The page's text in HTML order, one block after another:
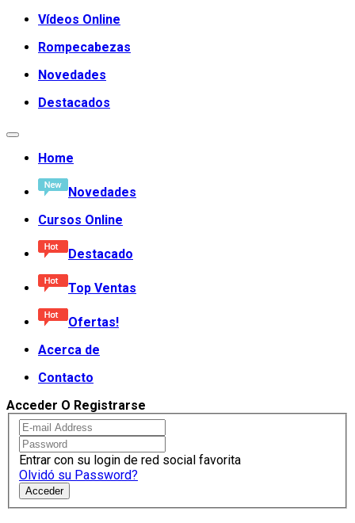
Vídeos Online
Rompecabezas
Novedades
Destacados
Home
Novedades
Cursos Online
Destacado
Top Ventas
Ofertas!
Acerca de
Contacto
Acceder O Registrarse
Entrar con su login de red social favorita
Olvidó su Password?
Acceder